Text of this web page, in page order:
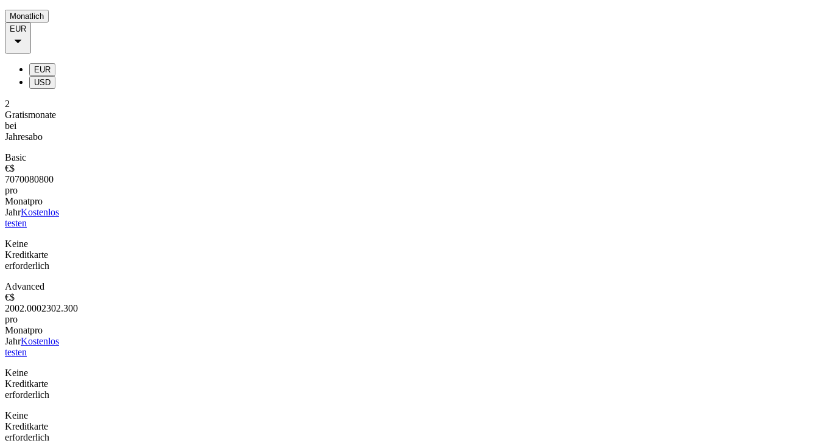
Monatlich
EUR
EUR
USD
2
Gratismonate
bei
Jahresabo
Basic
€$
7070080800
pro
Monatpro
JahrKostenlos
testen
Keine
Kreditkarte
erforderlich
Advanced
€$
2002.0002302.300
pro
Monatpro
JahrKostenlos
testen
Keine
Kreditkarte
erforderlich
Keine
Kreditkarte
erforderlich